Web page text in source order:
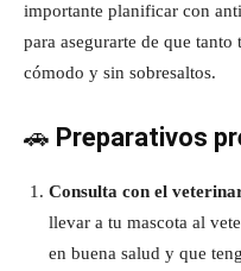
importante planificar con
para asegurarte de que
cómodo y sin sobresaltos.
🚗 Preparativos
Consulta con el
llevar a tu mascota al
en buena salud y que